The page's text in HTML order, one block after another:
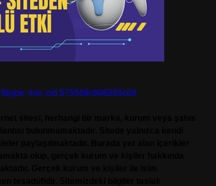
Skype: live:.cid.575569c608265c69